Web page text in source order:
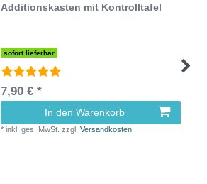
Additionskasten mit Kontrolltafel
sofort lieferbar
7,90 € *
In den Warenkorb
*inkl. ges. MwSt. zzgl.Versandkosten